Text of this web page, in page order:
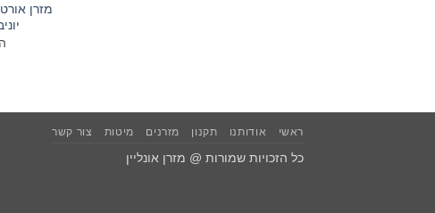
מזרן
ראשי אודותנו תקנון מזרנים מיטות צור קשר
כל הזכויות שמורות @ מזרן אונליין